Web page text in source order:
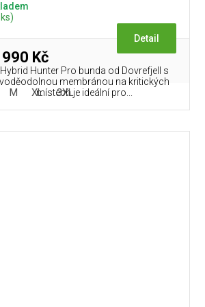
Kč
Detail
Hybrid Hunter Pro bunda od Dovrefjell s
voděodolnou membránou na kritických
místech je ideální pro...
M XL 3XL